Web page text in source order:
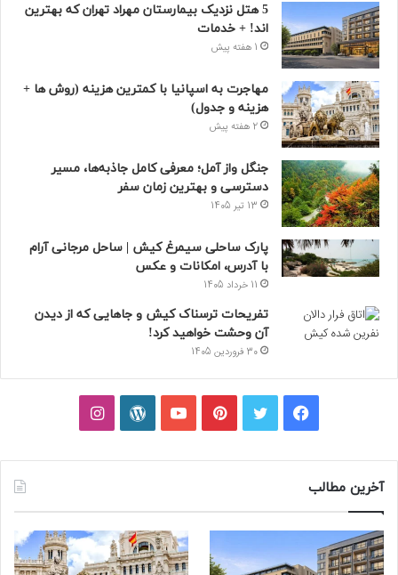
5 هتل نزدیک بیمارستان مهراد تهران که بهترین‌
اند! + خدمات
1 هفته پیش
مهاجرت به اسپانیا با کمترین هزینه (روش ها +
هزینه و جدول)
2 هفته پیش
جنگل واز آمل؛ معرفی کامل جاذبه‌ها، مسیر
دسترسی و بهترین زمان سفر
13 تیر 1405
پارک ساحلی سیمرغ کیش | ساحل مرجانی آرام
با آدرس، امکانات و عکس
11 خرداد 1405
تفریحات ترسناک کیش و جاهایی که از دیدن
آن وحشت خواهید کرد!
30 فروردین 1405
فیسبوکتوییترپینتریستیوتیوبوردپرساینستاگرام
آخرین مطالب